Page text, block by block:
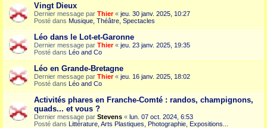
Vingt Dieux
Dernier message par Thier« jeu. 30 janv. 2025, 10:27
Posté dans Musique, Théâtre, Spectacles
Léo dans le Lot-et-Garonne
Dernier message par Thier« jeu. 23 janv. 2025, 19:35
Posté dans Léo and Co
Léo en Grande-Bretagne
Dernier message par Thier« jeu. 16 janv. 2025, 18:02
Posté dans Léo and Co
Activités phares en Franche-Comté : randos, champignons,
quads... et vous ?
Dernier message par Stevens « lun. 07 oct. 2024, 6:53
Posté dans Littérature, Arts Plastiques, Photographie, Expositions...